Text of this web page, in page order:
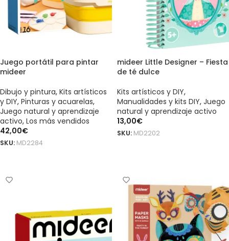
Juego portátil para pintar
mideer
Dibujo y pintura, Kits artísticos
y DIY, Pinturas y acuarelas,
Juego natural y aprendizaje
activo, Los más vendidos
42,00€
SKU: MD2284
mideer Little Designer – Fiesta
de té dulce
Kits artísticos y DIY,
Manualidades y kits DIY, Juego
natural y aprendizaje activo
13,00€
SKU: MD2202